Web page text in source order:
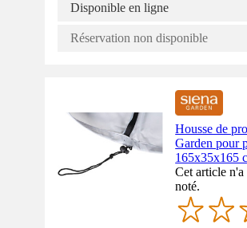
Disponible en ligne
Réservation non disponible
Housse de
Garden pour
165x35x165
Cet article n'a
noté.